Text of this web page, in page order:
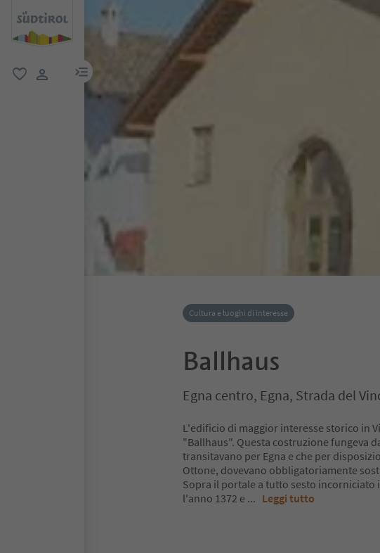
menu link
Cultura e luoghi di interesse
Ballhaus
Egna centro, Egna, Strada del
L'edificio di maggior interesse storico in
"Ballhaus". Questa costruzione fungeva
transitavano per Egna e che per
Ottone, dovevano obbligatoriamente
Sopra il portale a tutto sesto
l'anno 1372 e ... Leggi tutto